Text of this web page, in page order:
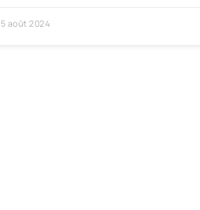
5 août 2024